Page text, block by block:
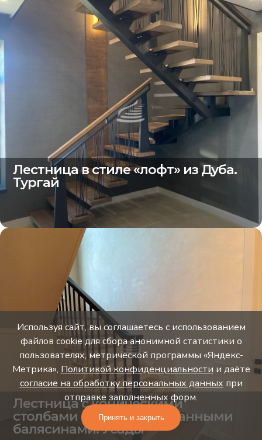
Лестница в стиле «лофт» из Дуба.
Тургай
Лестница с коническими
столбами и комбинированными
балясинами. Усады
Используя сайт, вы соглашаетесь с использованием
файлов cookie для сбора анонимной статистики о
пользователях, метрической программы «Яндекс-
Метрика», Политикой конфиденциальности и даёте
согласие на обработку персональных данных при
отправке заполненных форм.
Принять и закрыть